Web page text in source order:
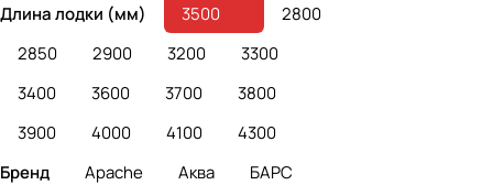
Длина лодки (мм)
2800
2850
2900 3200
3300
3400
3500
3600 3700
3800
3900
4000 4100
4300
Бренд
Apache Аква
БАРС